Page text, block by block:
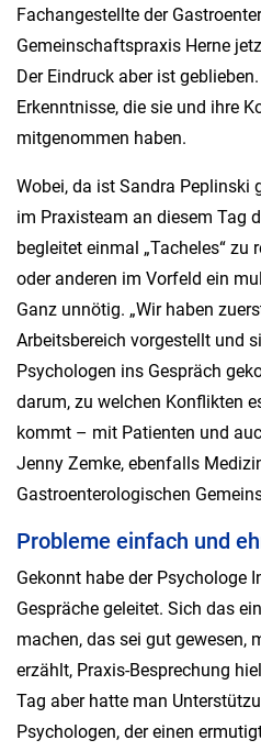
Fachangestellte der
Gemeinschaftspraxis Herne
Der Eindruck aber ist
Erkenntnisse, die sie und ihre
mitgenommen haben.
Wobei, da ist Sandra Peplinski
im Praxisteam an diesem Tag
begleitet einmal „Tacheles“ zu
oder anderen im Vorfeld ein
Ganz unnötig. „Wir haben
Arbeitsbereich vorgestellt und
Psychologen ins Gespräch
darum, zu welchen Konflikten
kommt – mit Patienten und
Jenny Zemke, ebenfalls
Gastroenterologischen
Probleme einfach und
Gekonnt habe der Psychologe
Gespräche geleitet. Sich das
machen, das sei gut gewesen,
erzählt, Praxis-Besprechung
Tag aber hatte man
Psychologen, der einen